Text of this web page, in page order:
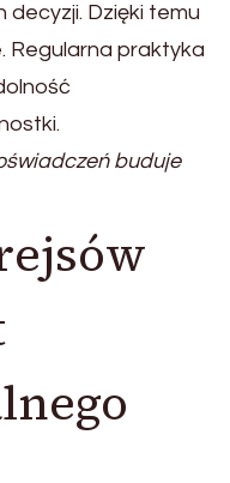
decyzji. Dzięki temu
Regularna praktyka
buduje